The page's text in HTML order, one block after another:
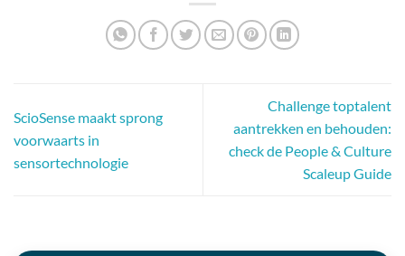
ScioSense maakt sprong
voorwaarts in
sensortechnologie
Challenge toptalent
aantrekken en behouden:
check de People & Culture
Scaleup Guide